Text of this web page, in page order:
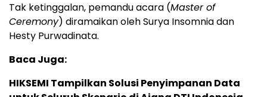
Tak ketinggalan, pemandu acara (Master of
Ceremony) diramaikan oleh Surya Insomnia dan
Hesty Purwadinata.
Baca Juga:
HIKSEMI Tampilkan Solusi Penyimpanan Data